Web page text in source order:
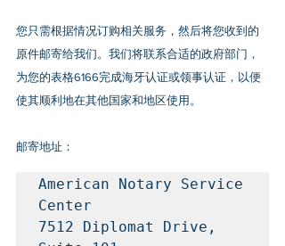
您只需根据情况订购相关服务，然后将您收到的
原件邮寄给我们。我们将联系合适的政府部门，
为您的表格6166完成海牙认证或领事认证，以便
使其顺利地在其他国家和地区使用。
邮寄地址：
American Notary Service
Center
7512 Diplomat Drive,